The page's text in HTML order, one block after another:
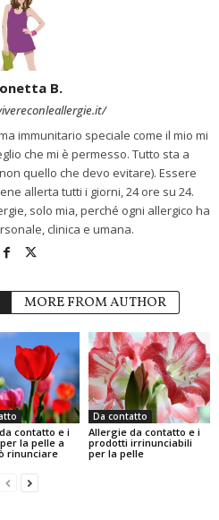
B.
immunitario speciale come il mio mi
che mi è permesso. Tutto sta a
quello che devo evitare). Essere
allerta tutti i giorni, 24 ore su 24.
solo mia, perché ogni allergico ha
clinica e umana.
MORE FROM AUTHOR
contatto e i
la pelle a
rinunciare
Da contatto
Allergie da contatto e i
prodotti irrinunciabili
per la pelle